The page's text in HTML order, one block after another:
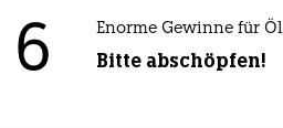
6 Enorme Gewinne für
Bitte abschöpfen!